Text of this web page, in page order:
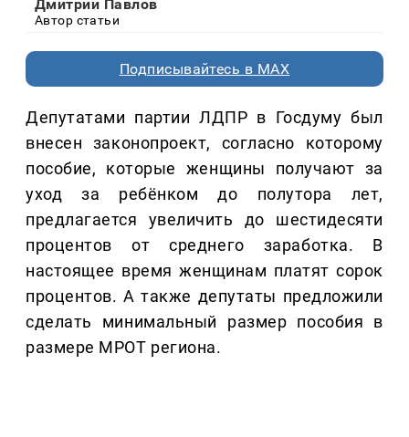
Дмитрий Павлов
Автор статьи
Подписывайтесь в MAX
Депутатами партии ЛДПР в Госдуму был
внесен законопроект, согласно которому
пособие, которые женщины получают за
уход за ребёнком до полутора лет,
предлагается увеличить до шестидесяти
процентов от среднего заработка. В
настоящее время женщинам платят сорок
процентов. А также депутаты предложили
сделать минимальный размер пособия в
размере МРОТ региона.